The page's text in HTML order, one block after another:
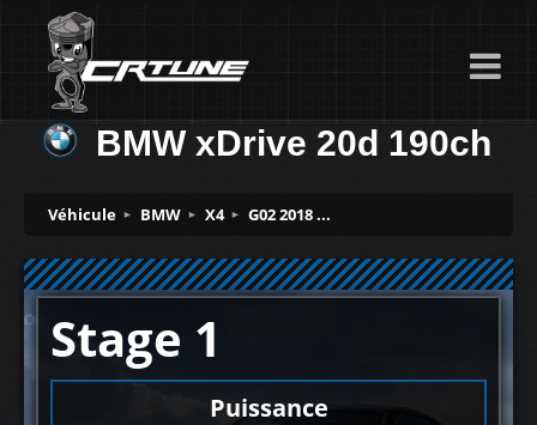
BMW xDrive 20d 190ch
Véhicule BMW X4 G02 2018 ...
Stage 1
Puissance